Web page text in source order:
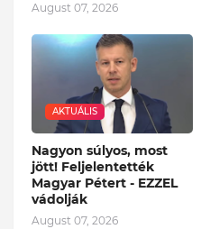
August 07, 2026
AKTUÁLIS
Nagyon súlyos, most
jött! Feljelentették
Magyar Pétert - EZZEL
vádolják
August 07, 2026